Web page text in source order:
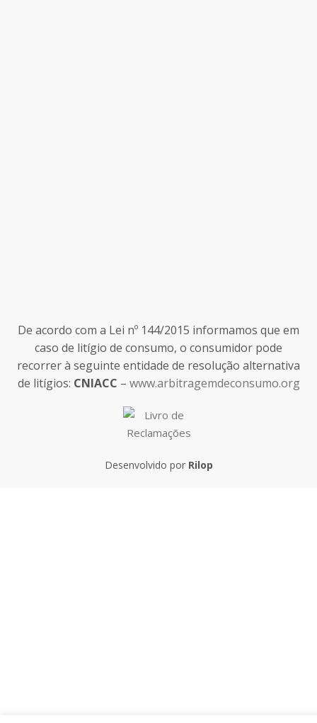
De acordo com a Lei nº 144/2015 informamos que em
caso de litígio de consumo, o consumidor pode
recorrer à seguinte entidade de resolução alternativa
de litígios: CNIACC – www.arbitragemdeconsumo.org
Desenvolvido por Rilop